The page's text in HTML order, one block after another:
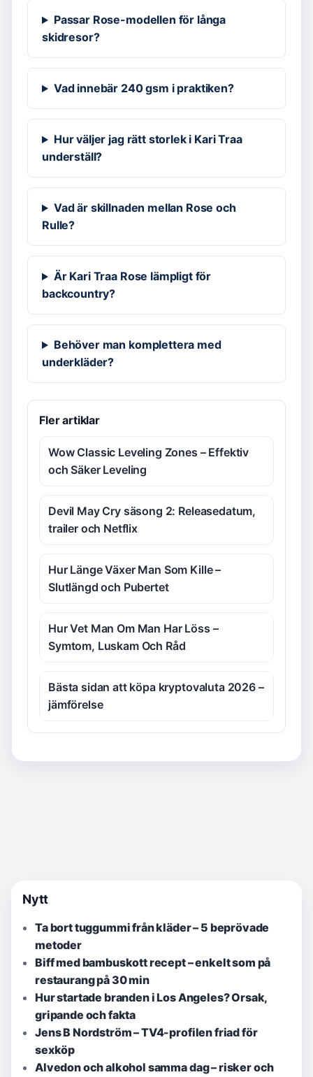
Passar Rose-modellen för långa
skidresor?
Vad innebär 240 gsm i praktiken?
Hur väljer jag rätt storlek i Kari Traa
underställ?
Vad är skillnaden mellan Rose och
Rulle?
Är Kari Traa Rose lämpligt för
backcountry?
Behöver man komplettera med
underkläder?
Fler artiklar
Wow Classic Leveling Zones – Effektiv
och Säker Leveling
Devil May Cry säsong 2: Releasedatum,
trailer och Netflix
Hur Länge Växer Man Som Kille –
Slutlängd och Pubertet
Hur Vet Man Om Man Har Löss –
Symtom, Luskam Och Råd
Bästa sidan att köpa kryptovaluta 2026 –
jämförelse
Nytt
Ta bort tuggummi från kläder – 5 beprövade
metoder
Biff med bambuskott recept – enkelt som på
restaurang på 30 min
Hur startade branden i Los Angeles? Orsak,
gripande och fakta
Jens B Nordström – TV4-profilen friad för
sexköp
Alvedon och alkohol samma dag – risker och